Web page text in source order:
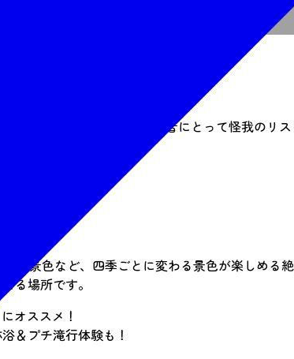
アウトドアスポーツです。
があり安定性に優れ、参加者にとって怪我のリ
。
雪景色など、四季ごとに変わる景色が楽しめる絶
る場所です。
オススメ！
＆プチ滝行体験も！